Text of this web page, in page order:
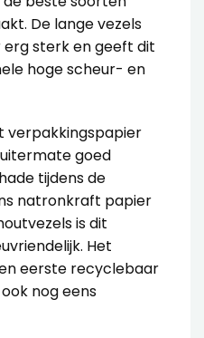
De lange vezels
sterk en geeft dit
hoge scheur- en
verpakkingspapier
goed
tijdens de
natronkraft papier
is dit
Het
eerste recyclebaar
nog eens